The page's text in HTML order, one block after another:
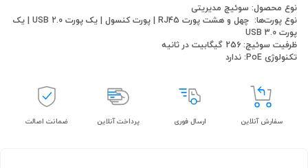
نوع محصول: سوئیچ مدیریتی
نوع پورت‌ها: چهل و هشت پورت RJ45 | پورت کنسول | یک پورت USB 2.0 | یک
پورت USB 3.0
ظرفیت سوئیچ: 256 گیگابیت در ثانیه
تکنولوژی PoE: ندارد
سفارش آنلاین ارسال فوری پرداخت آنلاین ضمانت اصالت